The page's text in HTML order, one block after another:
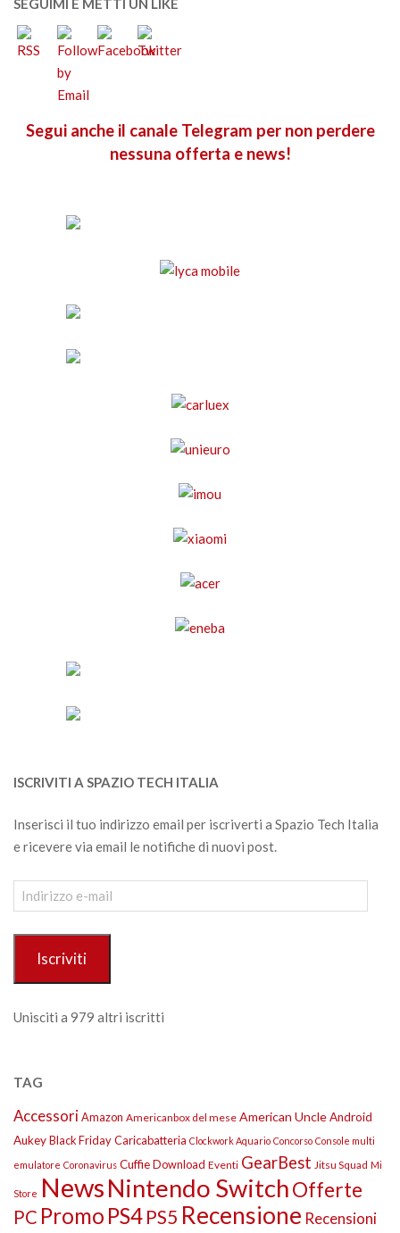
SEGUIMI E METTI UN LIKE
Segui anche il canale Telegram per non perdere
nessuna offerta e news!
ISCRIVITI A SPAZIO TECH ITALIA
Inserisci il tuo indirizzo email per iscriverti a Spazio Tech Italia
e ricevere via email le notifiche di nuovi post.
Indirizzo
e-
Iscriviti
Unisciti a 979 altri iscritti
TAG
AccessoriAmazon Americanbox del mese American UncleAndroid
AukeyBlack FridayCaricabatteria Clockwork Aquario Concorso Console multi
emulatore Coronavirus CuffieDownload Eventi GearBest Jitsu Squad Mi
Store NewsNintendo SwitchOfferte
PC Promo PS4PS5 Recensione Recensioni